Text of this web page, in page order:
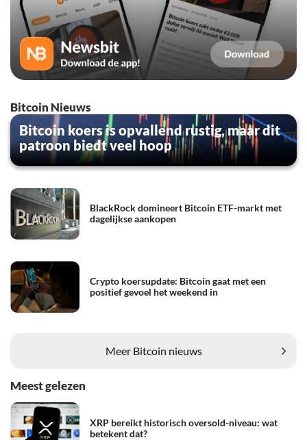
Bitcoin Nieuws
Bitcoin koers is opvallend rustig, maar dit
patroon biedt veel hoop
BlackRock domineert Bitcoin ETF-markt met
dagelijkse aankopen
Crypto koersupdate: Bitcoin gaat met een
positief gevoel het weekend in
Meer Bitcoin nieuws
Meest gelezen
XRP bereikt historisch oversold-niveau: wat
betekent dat?